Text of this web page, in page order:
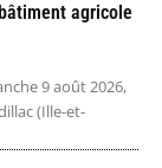
agricole
9 août 2026,
(Ille-et-